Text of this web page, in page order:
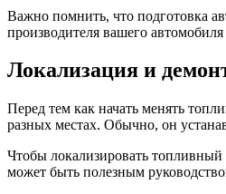
Важно помнить, что подготовка
производителя вашего
Локализация и
Перед тем как начать менять
разных местах. Обычно, он
Чтобы локализировать
может быть полезным